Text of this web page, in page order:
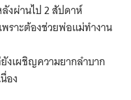
งผ่านไป 2 สัปดาห์
เพราะต้องช่วยพ่อแม่ทำงาน
งเผชิญความยากลำบาก
อง